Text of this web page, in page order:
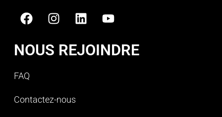
NOUS REJOINDRE
FAQ
Contactez-nous